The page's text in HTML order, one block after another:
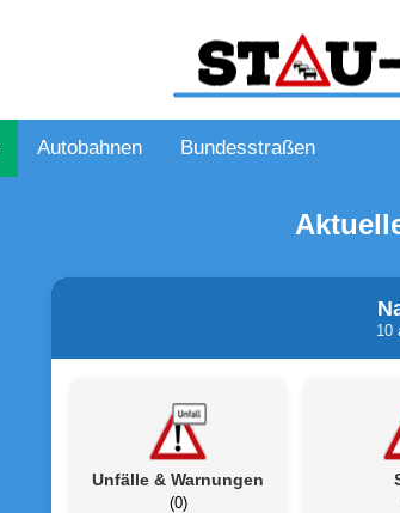
Autobahnen Bundesstraßen
10
Unfälle & Warnungen
(0)